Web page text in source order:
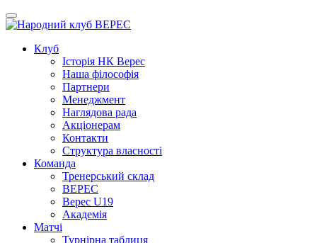
Клуб
Iсторiя НК Верес
Наша фiлософiя
Партнери
Менеджмент
Наглядова рада
Акціонерам
Контакти
Структура власності
Команда
Тренерський склад
ВЕРЕС
Верес U19
Академія
Матчі
Турнірна таблиця